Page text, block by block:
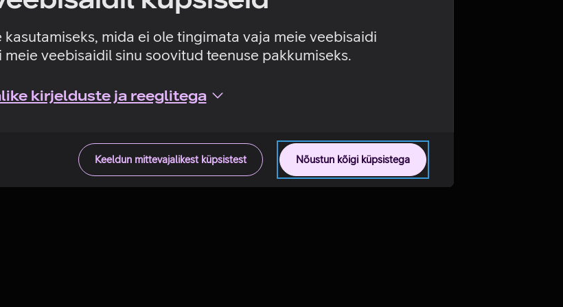
mida ei ole tingimata vaja meie veebisaidi
veebisaidil sinu soovitud teenuse pakkumiseks.
kirjelduste ja reeglitega
Nõustun kõigi küpsistega
Keeldun mittevajalikest küpsistest